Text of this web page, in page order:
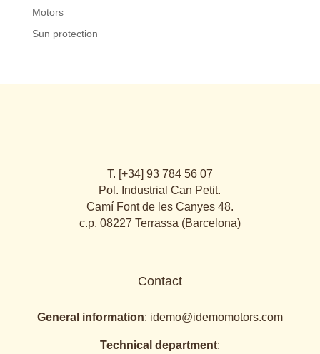
Motors
Sun protection
T. [+34] 93 784 56 07
Pol. Industrial Can Petit.
Camí Font de les Canyes 48.
c.p. 08227 Terrassa (Barcelona)
Contact
General information: idemo@idemomotors.com
Technical department: